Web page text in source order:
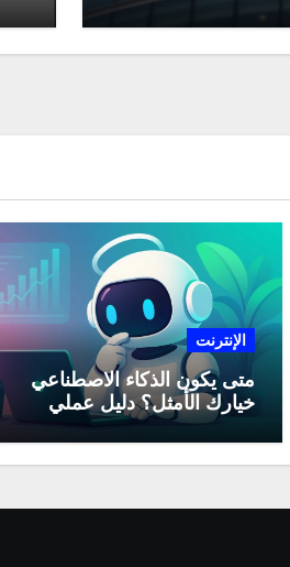
الإنترنت
متى يكون الذكاء الاصطناعي
خيارك الأمثل؟ دليل عملي
لاستخدامه في العمل اليومي